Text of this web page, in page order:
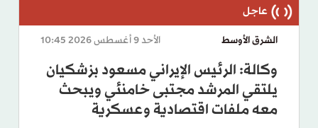
الأحد 9 أغسطس 2026 10:45 الشرق الأوسط
وكالة: الرئيس الإيراني مسعود بزشكيان
يلتقي المرشد مجتبى خامنئي ويبحث
معه ملفات اقتصادية وعسكرية